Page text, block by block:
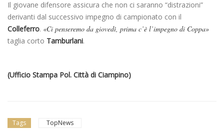
Il giovane difensore assicura che non ci saranno “distrazioni”
derivanti dal successivo impegno di campionato con il
Colleferro. «Ci penseremo da giovedì, prima c’è l’impegno di Coppa»
taglia corto Tamburlani.
(Ufficio Stampa Pol. Città di Ciampino)
Tags TopNews